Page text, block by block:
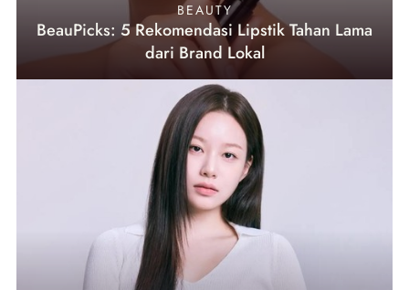
BEAUTY
BeauPicks: 5 Rekomendasi Lipstik Tahan Lama
dari Brand Lokal